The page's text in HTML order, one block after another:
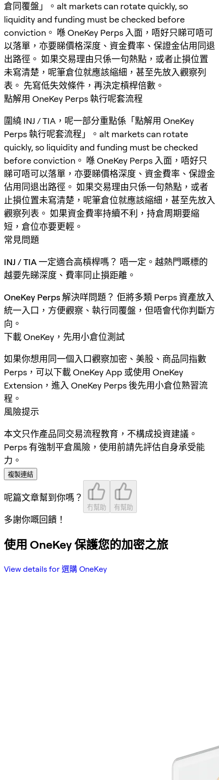
倉同覆盤」。alt markets can rotate quickly, so
liquidity and funding must be checked before
conviction。 喺 OneKey Perps 入面，唔好只睇可唔可
以落單，亦要睇價格深度、資金費率、保證金佔用同退
出路徑。 如果交易理由只係一句熱點，或者止損位置
未寫清楚，呢筆倉位就應該縮細，甚至先放入觀察列
表。 先寫低失效條件，再決定槓桿倍數。
點解用 OneKey Perps 執行呢套流程
圍繞 INJ / TIA，呢一部分重點係「點解用 OneKey
Perps 執行呢套流程」。alt markets can rotate
quickly, so liquidity and funding must be checked
before conviction。 喺 OneKey Perps 入面，唔好只
睇可唔可以落單，亦要睇價格深度、資金費率、保證金
佔用同退出路徑。 如果交易理由只係一句熱點，或者
止損位置未寫清楚，呢筆倉位就應該縮細，甚至先放入
觀察列表。 如果資金費率持續不利，持倉周期要縮
短，倉位亦要更輕。
常見問題
INJ / TIA 一定適合高槓桿嗎？ 唔一定。越熱門嘅標的
越要先睇深度、費率同止損距離。
OneKey Perps 解決咩問題？ 佢將多類 Perps 資產放入
統一入口，方便觀察、執行同覆盤，但唔會代你判斷方
向。
下載 OneKey，先用小倉位測試
如果你想用同一個入口觀察加密、美股、商品同指數
Perps，可以下載 OneKey App 或使用 OneKey
Extension，進入 OneKey Perps 後先用小倉位熟習流
程。
風險提示
本文只作產品同交易流程教育，不構成投資建議。
Perps 有強制平倉風險，使用前請先評估自身承受能
力。
複製連結
呢篇文章幫到你嗎？
冇幫助 有幫助
多謝你嘅回饋！
使用 OneKey 保護您的加密之旅
View details for 選購 OneKey